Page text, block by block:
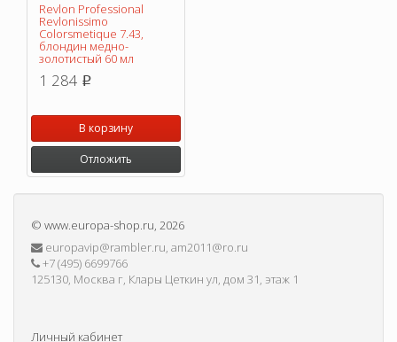
Revlon Professional
Revlonissimo
Colorsmetique 7.43,
блондин медно-
золотистый 60 мл
1 284 p
В корзину
Отложить
© www.europa-shop.ru, 2026
europavip@rambler.ru, am2011@ro.ru
+7 (495) 6699766
125130, Москва г, Клары Цеткин ул, дом 31, этаж 1
Личный кабинет